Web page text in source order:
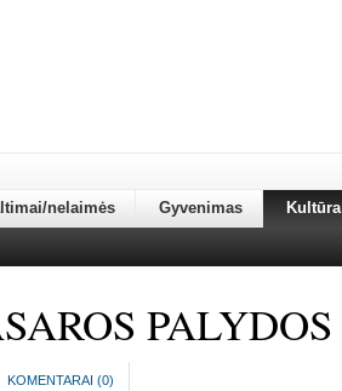
nelaimės Gyvenimas Kultūra
PALYDOS
KOMENTARAI (0)